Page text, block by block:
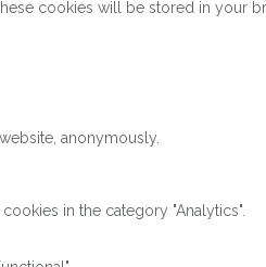
cookies will be stored in your
anonymously.
in the category "Analytics".